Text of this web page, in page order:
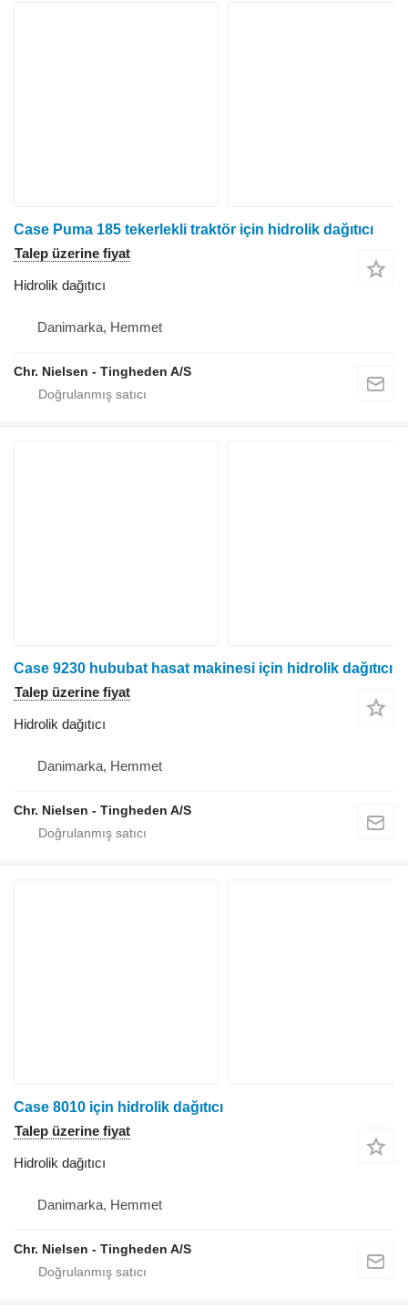
Case Puma 185 tekerlekli traktör için hidrolik dağıtıcı
Talep üzerine fiyat
Hidrolik dağıtıcı
Danimarka, Hemmet
Chr. Nielsen - Tingheden A/S
Case 9230 hububat hasat makinesi için hidrolik dağıtıcı
Talep üzerine fiyat
Hidrolik dağıtıcı
Danimarka, Hemmet
Chr. Nielsen - Tingheden A/S
Case 8010 için hidrolik dağıtıcı
Talep üzerine fiyat
Hidrolik dağıtıcı
Danimarka, Hemmet
Chr. Nielsen - Tingheden A/S